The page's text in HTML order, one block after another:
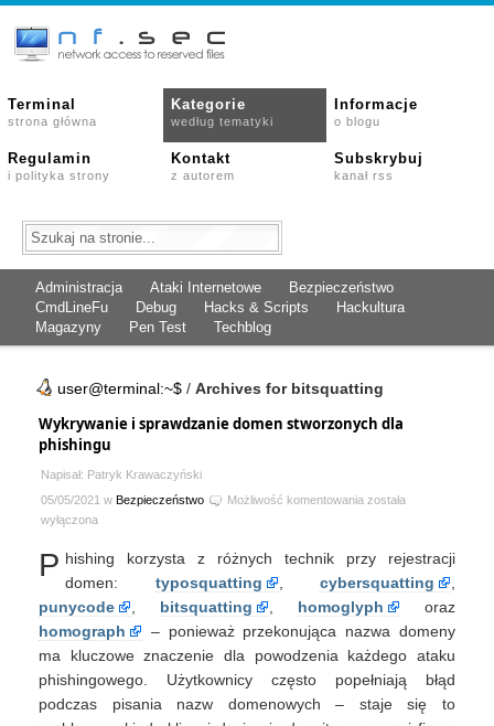
Terminal
strona główna
Kategorie
według tematyki
Informacje
o blogu
Regulamin
i polityka strony
Kontakt
z autorem
Subskrybuj
kanał rss
Administracja Ataki Internetowe
Bezpieczeństwo
CmdLineFu
Debug Hacks & Scripts
Hackultura
Magazyny
Pen Test Techblog
user@terminal:~$ / Archives for bitsquatting
Wykrywanie i sprawdzanie domen stworzonych dla
phishingu
Napisał: Patryk Krawaczyński
05/05/2021 w Bezpieczeństwo Możliwość komentowania Wykrywanie
domen
stworzonych
phishingu
została
wyłączona
P hishing korzysta z różnych technik przy rejestracji
domen: typosquatting cybersquatting
punycode
bitsquatting homoglyph
oraz
homograph
– ponieważ przekonująca nazwa domeny
ma kluczowe znaczenie dla powodzenia każdego ataku
phishingowego. Użytkownicy często popełniają błąd
podczas pisania nazw domenowych – staje się to